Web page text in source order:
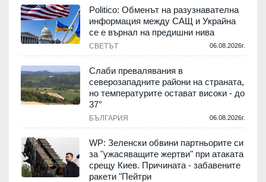
Politico: Обменът на разузнавателна
информация между САЩ и Украйна
се е върнал на предишни нива
СВЕТЪТ 06.08.2026г.
Слаби превалявания в
северозападните райони на страната,
но температурите остават високи - до
37°
БЪЛГАРИЯ 06.08.2026г.
WP: Зеленски обвини партньорите си
за "ужасяващите жертви" при атаката
срещу Киев. Причината - забавените
ракети "Пейтри